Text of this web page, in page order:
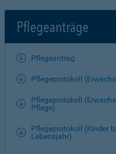
Pflegeanträge
Pflegeantrag
Pflegeprotokoll
Pflegeprotokoll
Pflege)
Pflegeprotokoll (Kinder
Lebensjahr)